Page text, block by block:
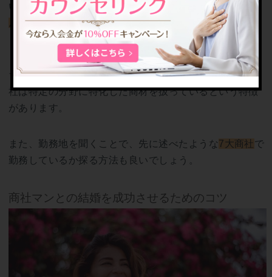
いるか見極めるために 「どんな仕事をしているか」「ど
んなことをしている会社か」などを聞いて探ってみまし
ょう。
ちなみに、総合商社は幅広い商材を扱っていて、専門商
社は特定の分野に特化した商材を扱っているという特徴
があります。
また、勤務地を聞くことで、先に述べたような7大商社 で
勤務しているか探る方法も良いでしょう。
商社マンとの結婚を成功させるためのコツ